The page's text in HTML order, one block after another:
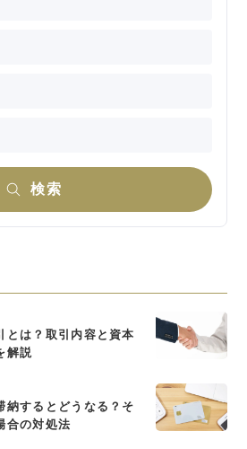
検索
とは？取引内容と資本
解説
納するとどうなる？そ
合の対処法